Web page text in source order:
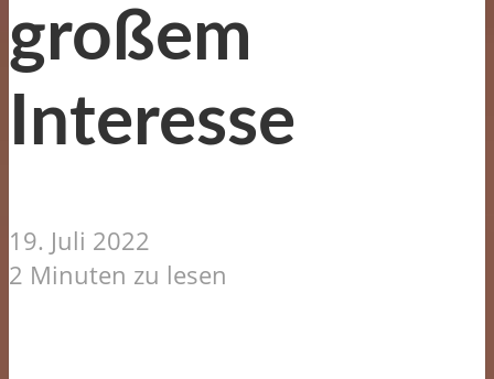
großem
Interesse
19. Juli 2022
2 Minuten zu lesen